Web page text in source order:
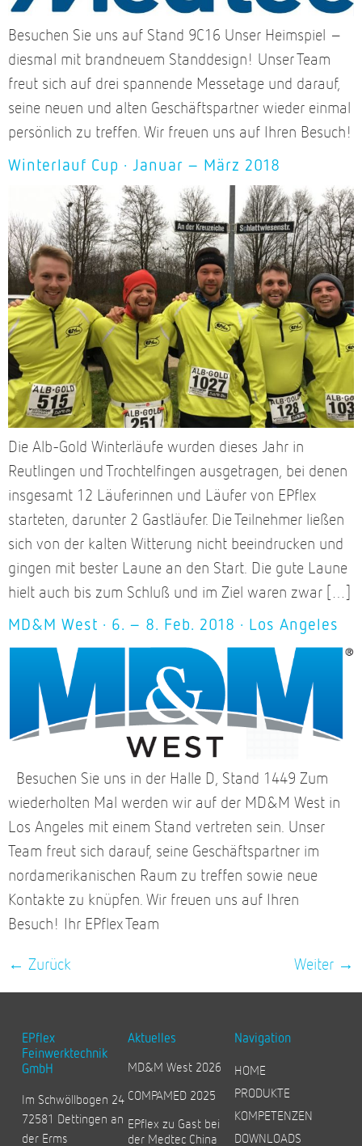
Besuchen Sie uns auf Stand 9C16 Unser Heimspiel –
diesmal mit brandneuem Standdesign! Unser Team
freut sich auf drei spannende Messetage und darauf,
seine neuen und alten Geschäftspartner wieder einmal
persönlich zu treffen. Wir freuen uns auf Ihren Besuch!
Winterlauf Cup · Januar – März 2018
Die Alb-Gold Winterläufe wurden dieses Jahr in
Reutlingen und Trochtelfingen ausgetragen, bei denen
insgesamt 12 Läuferinnen und Läufer von EPflex
starteten, darunter 2 Gastläufer. Die Teilnehmer ließen
sich von der kalten Witterung nicht beeindrucken und
gingen mit bester Laune an den Start. Die gute Laune
hielt auch bis zum Schluß und im Ziel waren zwar […]
MD&M West · 6. – 8. Feb. 2018 · Los Angeles
Besuchen Sie uns in der Halle D, Stand 1449 Zum
wiederholten Mal werden wir auf der MD&M West in
Los Angeles mit einem Stand vertreten sein. Unser
Team freut sich darauf, seine Geschäftspartner im
nordamerikanischen Raum zu treffen sowie neue
Kontakte zu knüpfen. Wir freuen uns auf Ihren
Besuch! Ihr EPflex Team
← Zurück Weiter →
EPflex
Feinwerktechnik
GmbH
Im Schwöllbogen 24
72581 Dettingen an
der Erms
Aktuelles
MD&M West 2026
COMPAMED 2025
EPflex zu Gast bei
der Medtec China
Navigation
HOME
PRODUKTE
KOMPETENZEN
DOWNLOADS